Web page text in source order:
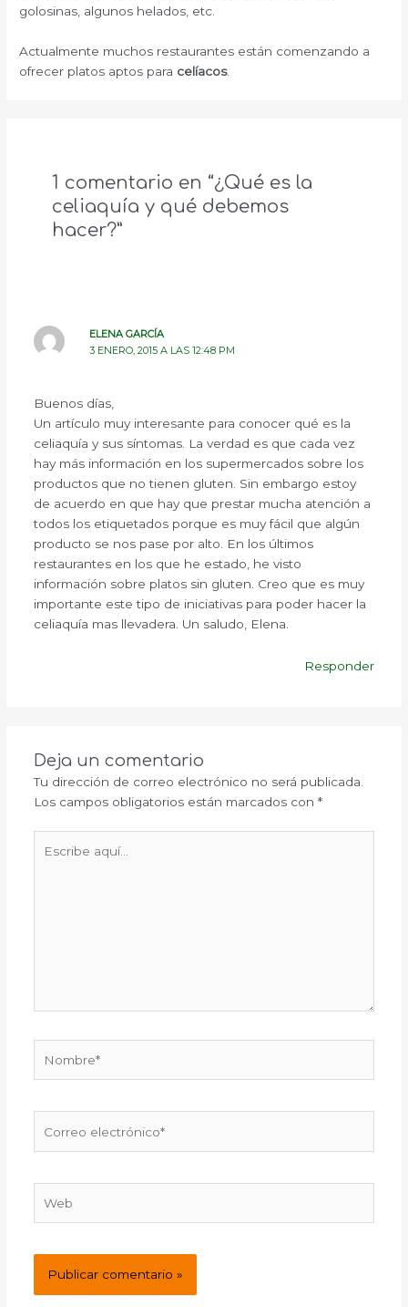
golosinas, algunos helados, etc.
Actualmente muchos restaurantes están comenzando a
ofrecer platos aptos para celíacos.
1 comentario en “¿Qué es la
celiaquía y qué debemos
hacer?”
ELENA GARCÍA
3 ENERO, 2015 A LAS 12:48 PM
Buenos días,
Un artículo muy interesante para conocer qué es la
celiaquía y sus síntomas. La verdad es que cada vez
hay más información en los supermercados sobre los
productos que no tienen gluten. Sin embargo estoy
de acuerdo en que hay que prestar mucha atención a
todos los etiquetados porque es muy fácil que algún
producto se nos pase por alto. En los últimos
restaurantes en los que he estado, he visto
información sobre platos sin gluten. Creo que es muy
importante este tipo de iniciativas para poder hacer la
celiaquía mas llevadera. Un saludo, Elena.
Responder
Deja un comentario
Tu dirección de correo electrónico no será publicada.
Los campos obligatorios están marcados con *
aquí...
electrónico*